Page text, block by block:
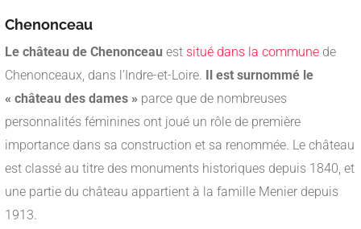
Chenonceau
Le château de Chenonceau est situé dans la commune de
Chenonceaux, dans l’Indre-et-Loire. Il est surnommé le
« château des dames » parce que de nombreuses
personnalités féminines ont joué un rôle de première
importance dans sa construction et sa renommée. Le château
est classé au titre des monuments historiques depuis 1840, et
une partie du château appartient à la famille Menier depuis
1913.